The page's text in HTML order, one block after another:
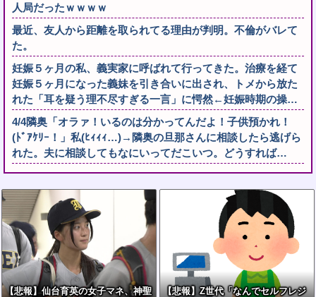
人局だったｗｗｗｗ
最近、友人から距離を取られてる理由が判明。不倫がバレて
た。
妊娠５ヶ月の私、義実家に呼ばれて行ってきた。治療を経て
妊娠５ヶ月になった義妹を引き合いに出され、トメから放た
れた「耳を疑う理不尽すぎる一言」に愕然←妊娠時期の操…
4/4隣奥「オラァ！いるのは分かってんだよ！子供預かれ！
(ﾄﾞｱｹﾘｰ！」私(ﾋｨｨｨ…)→隣奥の旦那さんに相談したら逃げら
れた。夫に相談してもなにいってだこいつ。どうすれば…
【悲報】仙台育英の女子マネ、神聖
【悲報】Z世代「なんでセルフレジ